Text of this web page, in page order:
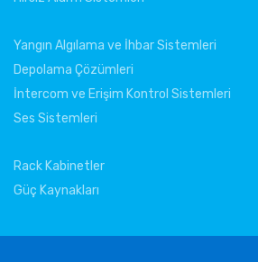
Yangın Algılama ve İhbar Sistemleri
Depolama Çözümleri
İntercom ve Erişim Kontrol Sistemleri
Ses Sistemleri
Rack Kabinetler
Güç Kaynakları